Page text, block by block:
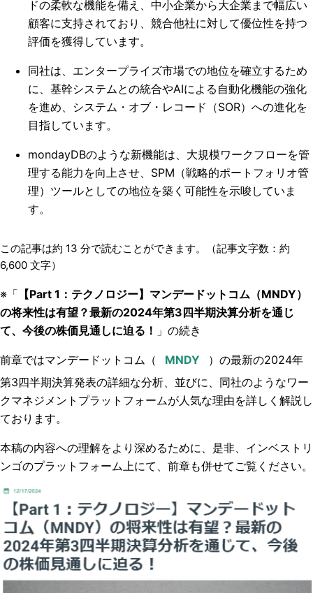
ドの柔軟な機能を備え、中小企業から大企業まで幅広い
顧客に支持されており、競合他社に対して優位性を持つ
評価を獲得しています。
同社は、エンタープライズ市場での地位を確立するため
に、基幹システムとの統合やAIによる自動化機能の強化
を進め、システム・オブ・レコード（SOR）への進化を
目指しています。
mondayDBのような新機能は、大規模ワークフローを管
理する能力を向上させ、SPM（戦略的ポートフォリオ管
理）ツールとしての地位を築く可能性を示唆していま
す。
この記事は約 13 分で読むことができます。（記事文字数：約
6,600 文字）
※「 【Part 1：テクノロジー】マンデードットコム（MNDY）
の将来性は有望？最新の2024年第3四半期決算分析を通じ
て、今後の株価見通しに迫る！ 」の続き
前章ではマンデードットコム（ ）の最新の2024年
第3四半期決算発表の詳細な分析、並びに、同社のようなワー
クマネジメントプラットフォームが人気な理由を詳しく解説し
ております。
本稿の内容への理解をより深めるために、是非、インベストリ
ンゴのプラットフォーム上にて、前章も併せてご覧ください。